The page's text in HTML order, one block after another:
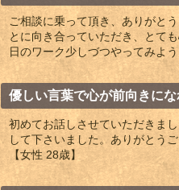
ご相談に乗って頂き、ありがと
とに向き合っていただき、とて
日のワーク少しづつやってみよう
優しい言葉で心が前向きに
初めてお話しさせていただきま
して下さいました。ありがとう
【女性 28歳】